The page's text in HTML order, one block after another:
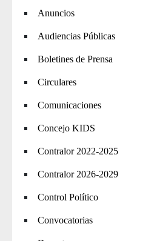
Anuncios
Audiencias Públicas
Boletines de Prensa
Circulares
Comunicaciones
Concejo KIDS
Contralor 2022-2025
Contralor 2026-2029
Control Político
Convocatorias